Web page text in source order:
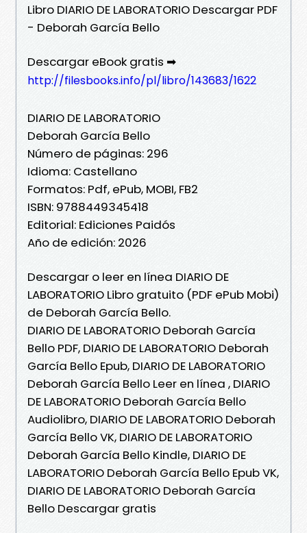
Libro DIARIO DE LABORATORIO Descargar PDF
- Deborah García Bello
Descargar eBook gratis ➡
http://filesbooks.info/pl/libro/143683/1622
DIARIO DE LABORATORIO
Deborah García Bello
Número de páginas: 296
Idioma: Castellano
Formatos: Pdf, ePub, MOBI, FB2
ISBN: 9788449345418
Editorial: Ediciones Paidós
Año de edición: 2026
Descargar o leer en línea DIARIO DE
LABORATORIO Libro gratuito (PDF ePub Mobi)
de Deborah García Bello.
DIARIO DE LABORATORIO Deborah García
Bello PDF, DIARIO DE LABORATORIO Deborah
García Bello Epub, DIARIO DE LABORATORIO
Deborah García Bello Leer en línea , DIARIO
DE LABORATORIO Deborah García Bello
Audiolibro, DIARIO DE LABORATORIO Deborah
García Bello VK, DIARIO DE LABORATORIO
Deborah García Bello Kindle, DIARIO DE
LABORATORIO Deborah García Bello Epub VK,
DIARIO DE LABORATORIO Deborah García
Bello Descargar gratis